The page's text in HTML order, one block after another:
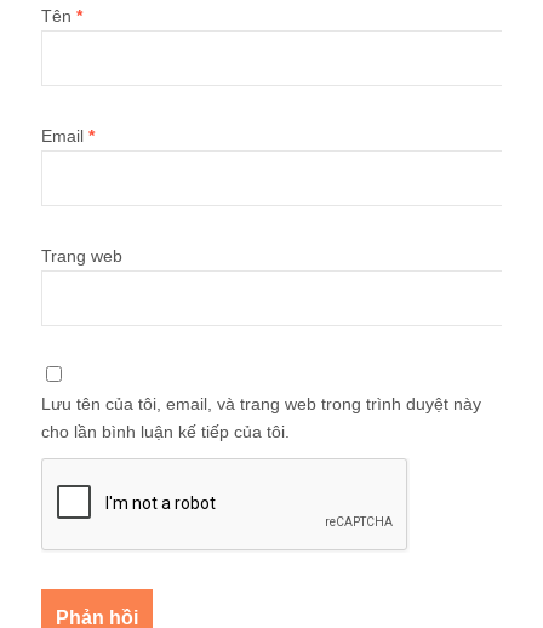
Tên *
Email *
Trang web
Lưu tên của tôi, email, và trang web trong trình duyệt này
cho lần bình luận kế tiếp của tôi.